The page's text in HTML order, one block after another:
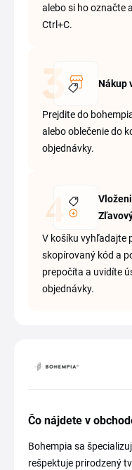
alebo si ho označte
Ctrl+C.
Nákup
Prejdite do
alebo oblečenie do
objednávky.
V košíku vyhľadajte
skopírovaný kód a
prepočíta a uvidíte
objednávky.
Čo nájdete v
Bohempia sa
rešpektuje prirodzený